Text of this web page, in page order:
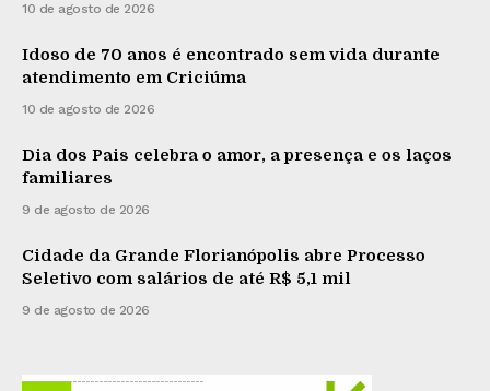
10 de agosto de 2026
Idoso de 70 anos é encontrado sem vida durante
atendimento em Criciúma
10 de agosto de 2026
Dia dos Pais celebra o amor, a presença e os laços
familiares
9 de agosto de 2026
Cidade da Grande Florianópolis abre Processo
Seletivo com salários de até R$ 5,1 mil
9 de agosto de 2026